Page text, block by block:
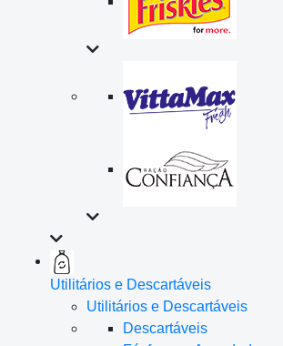
Utilitários e Descartáveis
Utilitários e Descartáveis
Descartáveis